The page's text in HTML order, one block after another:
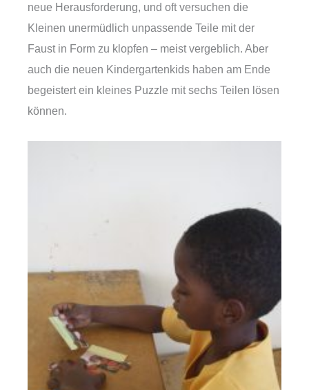
neue Herausforderung, und oft versuchen die
Kleinen unermüdlich unpassende Teile mit der
Faust in Form zu klopfen – meist vergeblich. Aber
auch die neuen Kindergartenkids haben am Ende
begeistert ein kleines Puzzle mit sechs Teilen lösen
können.